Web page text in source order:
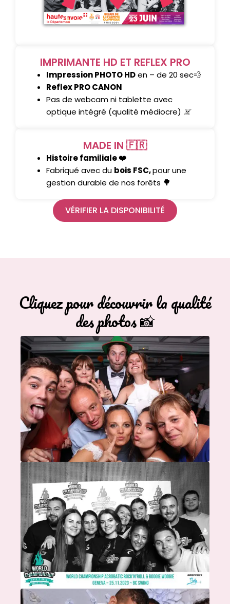
IMPRIMANTE HD ET REFLEX PRO
Impression PHOTO HDen – de 20 sec💨
Reflex PRO CANON
Pas de webcam ni tablette avec
optique intégré (qualité médiocre) ☠️
MADE IN 🇫🇷
Histoire familiale ❤️
Fabriqué avec du bois FSC,pour une
gestion durable de nos forêts 🌳
VÉRIFIER LA DISPONIBILITÉ
Cliquez pour découvrir la qualité
des photos 📸